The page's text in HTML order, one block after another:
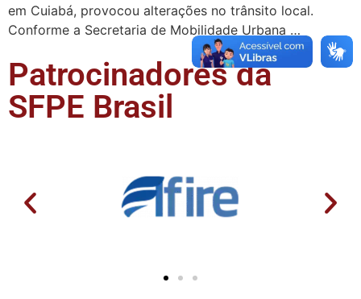
em Cuiabá, provocou alterações no trânsito local.
Conforme a Secretaria de Mobilidade Urbana …
Patrocinadores da
SFPE Brasil